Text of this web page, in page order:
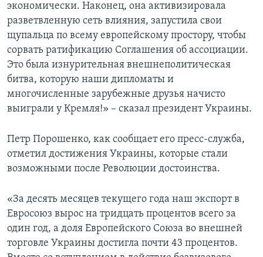
экономически. Наконец, она активизировала
разветвленную сеть влияния, запустила свои
щупальца по всему европейскому простору, чтобы
сорвать ратификацию Соглашения об ассоциации.
Это была изнурительная внешнеполитическая
битва, которую наши дипломаты и
многочисленные зарубежные друзья начисто
выиграли у Кремля!» – сказал президент Украины.
Петр Порошенко, как сообщает его пресс-служба,
отметил достижения Украины, которые стали
возможными после Революции достоинства.
«За десять месяцев текущего года наш экспорт в
Евросоюз вырос на тридцать процентов всего за
один год, а доля Европейского Союза во внешней
торговле Украины достигла почти 43 процентов.